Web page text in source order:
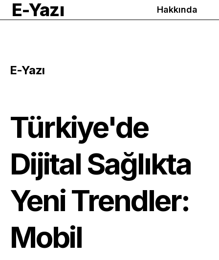
E-Yazı Hakkında
E-Yazı
Türkiye'de
Dijital Sağlıkta
Yeni Trendler:
Mobil